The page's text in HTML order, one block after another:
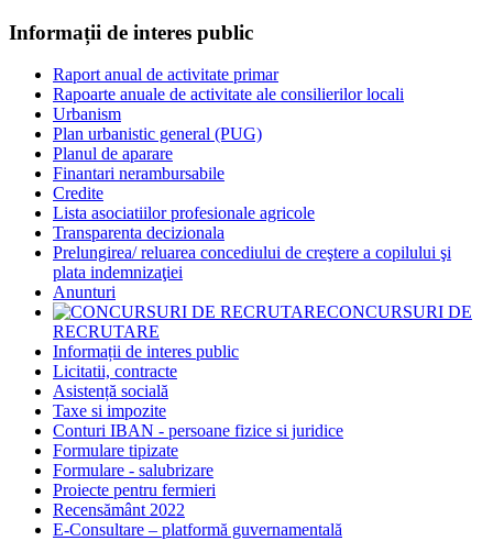
Informații de interes public
Raport anual de activitate primar
Rapoarte anuale de activitate ale consilierilor locali
Urbanism
Plan urbanistic general (PUG)
Planul de aparare
Finantari nerambursabile
Credite
Lista asociatiilor profesionale agricole
Transparenta decizionala
Prelungirea/ reluarea concediului de creştere a copilului şi
plata indemnizaţiei
Anunturi
CONCURSURI DE
RECRUTARE
Informații de interes public
Licitatii, contracte
Asistență socială
Taxe si impozite
Conturi IBAN - persoane fizice si juridice
Formulare tipizate
Formulare - salubrizare
Proiecte pentru fermieri
Recensământ 2022
E-Consultare – platformă guvernamentală